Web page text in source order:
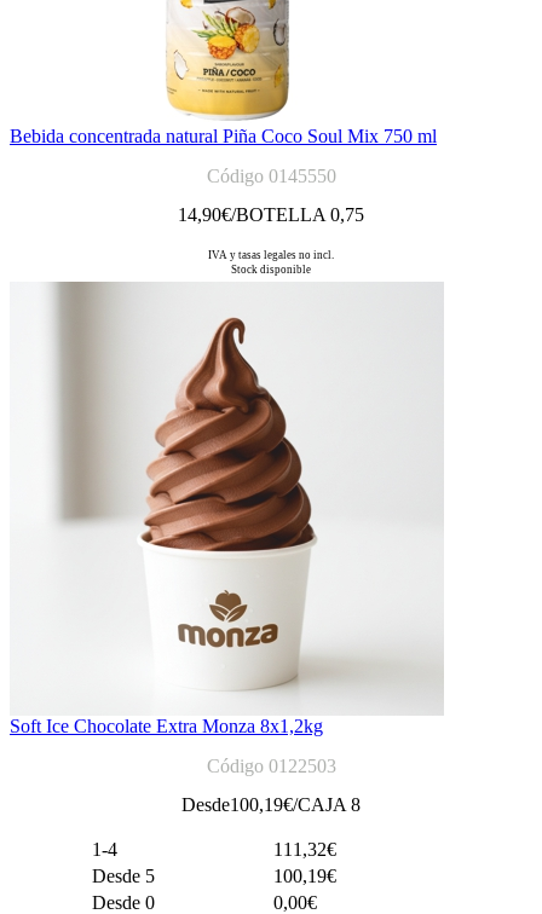
Bebida concentrada natural Piña Coco Soul Mix 750 ml
Código 0145550
14,90€/BOTELLA 0,75
IVA y tasas legales no incl.
Stock disponible
Soft Ice Chocolate Extra Monza 8x1,2kg
Código 0122503
Desde100,19€/CAJA 8
1-4
111,32€
Desde 5
100,19€
Desde 0
0,00€